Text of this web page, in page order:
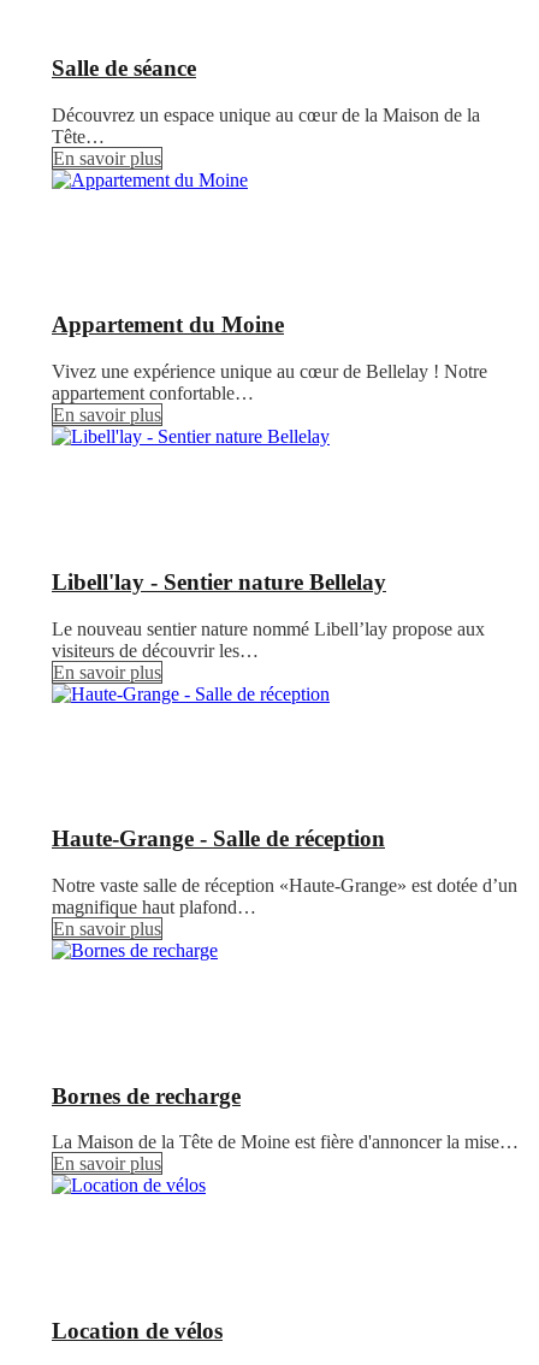
Salle de séance
Découvrez un espace unique au cœur de la Maison de la
Tête…
En savoir plus
Appartement du Moine
Vivez une expérience unique au cœur de Bellelay ! Notre
appartement confortable…
En savoir plus
Libell'lay - Sentier nature Bellelay
Le nouveau sentier nature nommé Libell’lay propose aux
visiteurs de découvrir les…
En savoir plus
Haute-Grange - Salle de réception
Notre vaste salle de réception «Haute-Grange» est dotée d’un
magnifique haut plafond…
En savoir plus
Bornes de recharge
La Maison de la Tête de Moine est fière d'annoncer la mise…
En savoir plus
Location de vélos